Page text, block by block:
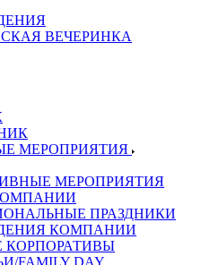
ВЕЧЕРИНКА
МЕРОПРИЯТИЯ
МЕРОПРИЯТИЯ
ПРАЗДНИКИ
КОМПАНИИ
КОРПОРАТИВЫ